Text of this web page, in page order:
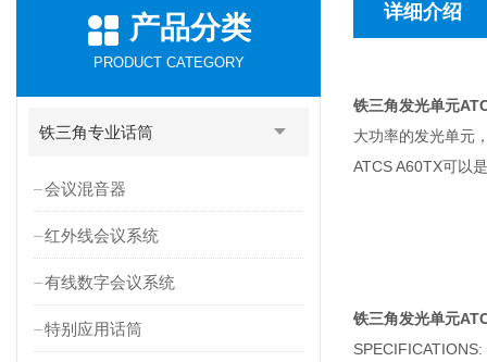
产品分类
PRODUCT CATEGORY
铁三角专业话筒
会议混音器
红外线会议系统
有线数字会议系统
特别应用话筒
详细介绍
铁三角发光单元
大功率的发光单元
ATCS A60TX可以
铁三角发光单元
SPECIFICATIONS: